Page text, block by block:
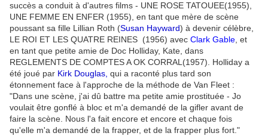
succès a conduit à d'autres films - UNE ROSE TATOUEE(1955),
UNE FEMME EN ENFER (1955), en tant que mère de scène
poussant sa fille Lillian Roth (Susan Hayward) à devenir célèbre,
LE ROI ET LES QUATRE REINES (1956) avec Clark Gable , et
en tant que petite amie de Doc Holliday, Kate, dans
REGLEMENTS DE COMPTES A OK CORRAL(1957). Holliday a
été joué par Kirk Douglas, qui a raconté plus tard son
étonnement face à l'approche de la méthode de Van Fleet :
"Dans une scène, j'ai dû battre ma petite amie prostituée - Jo
voulait être gonflé à bloc et m'a demandé de la gifler avant de
faire la scène. Nous l'a fait encore et encore et chaque fois
qu'elle m'a demandé de la frapper, et de la frapper plus fort."